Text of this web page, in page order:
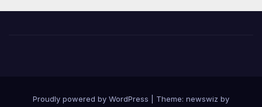
Proudly powered by WordPress Theme: newswiz by